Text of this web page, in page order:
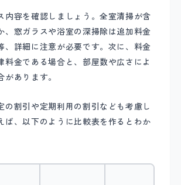
内容を確認しましょう。全室清掃が含
、窓ガラスや浴室の深掃除は追加料金
、詳細に注意が必要です。次に、料金
料金である場合と、部屋数や広さによ
があります。
の割引や定期利用の割引なども考慮し
ば、以下のように比較表を作るとわか